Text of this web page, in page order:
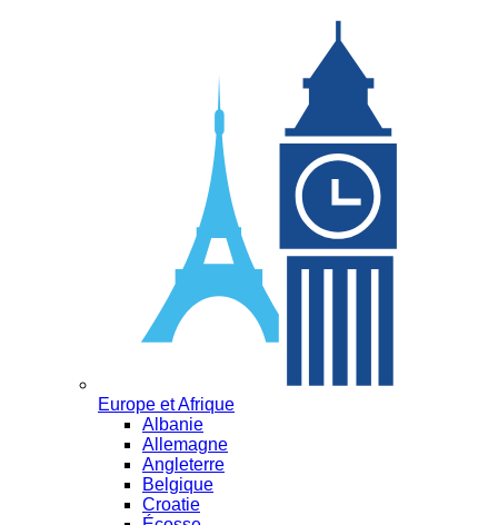
Europe et Afrique
Albanie
Allemagne
Angleterre
Belgique
Croatie